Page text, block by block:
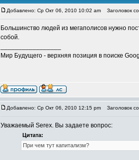
Добавлено: Ср Окт 06, 2010 10:02 am Заголовок
Большинство людей из мегаполисов нужно
собой.
Мир Будущего - верхняя позиция в поиске
Добавлено: Ср Окт 06, 2010 12:15 pm Заголовок
Уважаемый Serex. Вы задаете вопрос:
Цитата:
При чем тут капитализм?